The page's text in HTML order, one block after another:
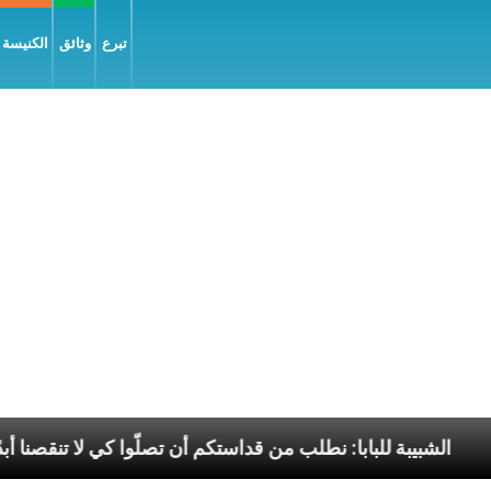
وثائق تبرع
الشبيبة للبابا: نطلب من قداستكم أن السّلام